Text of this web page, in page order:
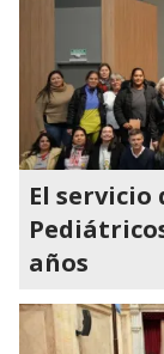
El servicio
años